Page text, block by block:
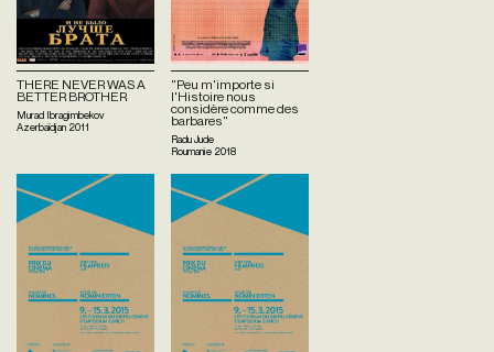
THERE NEVER WAS A
BETTER BROTHER
Murad Ibragimbekov
Azerbaïdjan 2011
"Peu m'importe si
l'Histoire nous
considère comme des
barbares"
Radu Jude
Roumanie 2018